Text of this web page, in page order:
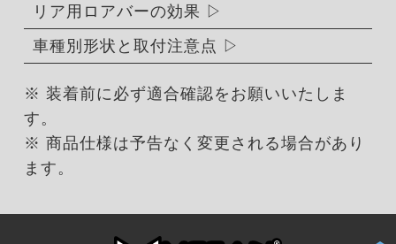
リア用ロアバーの効果
車種別形状と取付注意点
※ 装着前に必ず適合確認をお願いいたしま
す。
※ 商品仕様は予告なく変更される場合があり
ます。